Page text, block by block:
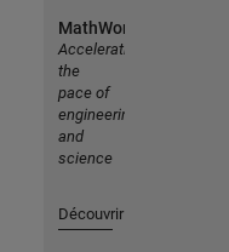
MathWorks
Accelerating
the
pace of
engineering
and
science
Découvrir les produits